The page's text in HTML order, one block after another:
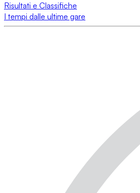
Risultati e Classifiche
I tempi dalle ultime gare